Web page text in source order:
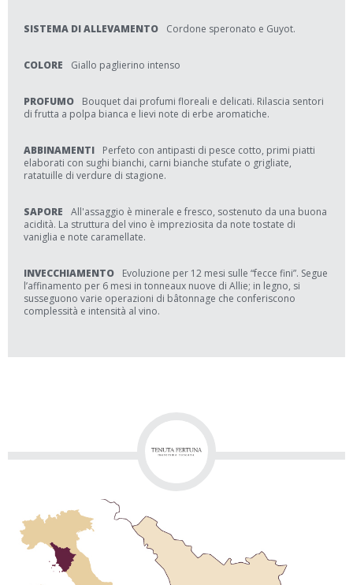
SISTEMA DI ALLEVAMENTO Cordone speronato e Guyot.
COLORE Giallo paglierino intenso
PROFUMO
Bouquet dai profumi floreali e delicati. Rilascia sentori
di frutta a polpa bianca e lievi note di erbe aromatiche.
ABBINAMENTI
Perfeto con antipasti di pesce cotto, primi piatti
elaborati con sughi bianchi, carni bianche stufate o grigliate,
ratatuille di verdure di stagione.
SAPORE
All'assaggio è minerale e fresco, sostenuto da una buona
acidità. La struttura del vino è impreziosita da note tostate di
vaniglia e note caramellate.
INVECCHIAMENTO
Evoluzione per 12 mesi sulle “fecce fini”. Segue
l’affinamento per 6 mesi in tonneaux nuove di Allie; in legno, si
susseguono varie operazioni di bâtonnage che conferiscono
complessità e intensità al vino.